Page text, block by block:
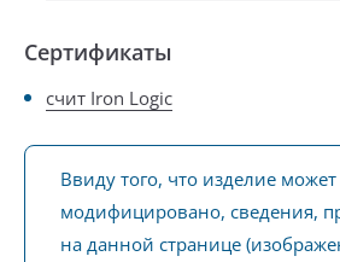
Сертификаты
счит Iron Logic
Ввиду того, что изделие
модифицировано, сведения,
на данной странице